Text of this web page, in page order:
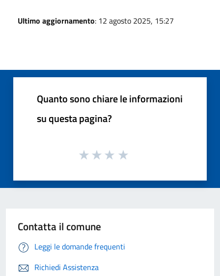
Ultimo aggiornamento: 12 agosto 2025, 15:27
Quanto sono chiare le informazioni
su questa pagina?
Contatta il comune
Leggi le domande frequenti
Richiedi Assistenza